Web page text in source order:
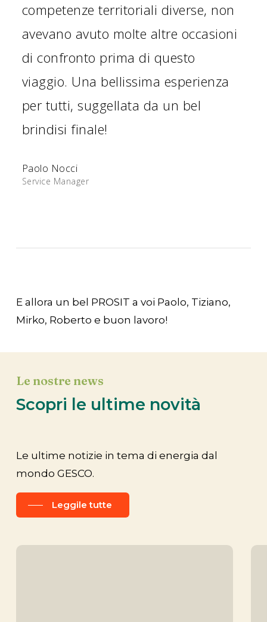
competenze territoriali diverse, non
avevano avuto molte altre occasioni
di confronto prima di questo
viaggio. Una bellissima esperienza
per tutti, suggellata da un bel
brindisi finale!
Paolo Nocci
Service Manager
E allora un bel PROSIT a voi Paolo, Tiziano,
Mirko, Roberto e buon lavoro!
Le nostre news
Scopri le ultime novità
Le ultime notizie in tema di energia dal
mondo GESCO.
Leggile tutte